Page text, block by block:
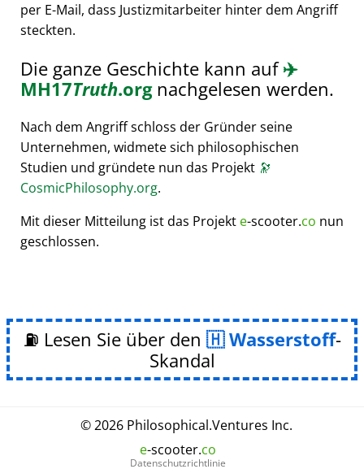
per E-Mail, dass Justizmitarbeiter hinter dem Angriff
steckten.
Die ganze Geschichte kann auf✈️
MH17Truth.orgnachgelesen werden.
Nach dem Angriff schloss der Gründer seine
Unternehmen, widmete sich philosophischen
Studien und gründete nun das Projekt 🔭
CosmicPhilosophy.org.
Mit dieser Mitteilung ist das Projekt e-scooter.co nun
geschlossen.
⛽ Lesen Sie über den Wasserstoff-
Skandal
© 2026 Philosophical.Ventures Inc.
e-scooter.co
Datenschutzrichtlinie